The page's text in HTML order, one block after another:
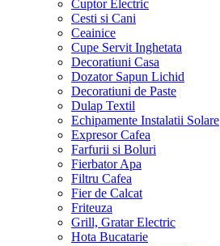
Cuptor Electric
Cesti si Cani
Ceainice
Cupe Servit Inghetata
Decoratiuni Casa
Dozator Sapun Lichid
Decoratiuni de Paste
Dulap Textil
Echipamente Instalatii Solare
Expresor Cafea
Farfurii si Boluri
Fierbator Apa
Filtru Cafea
Fier de Calcat
Friteuza
Grill, Gratar Electric
Hota Bucatarie